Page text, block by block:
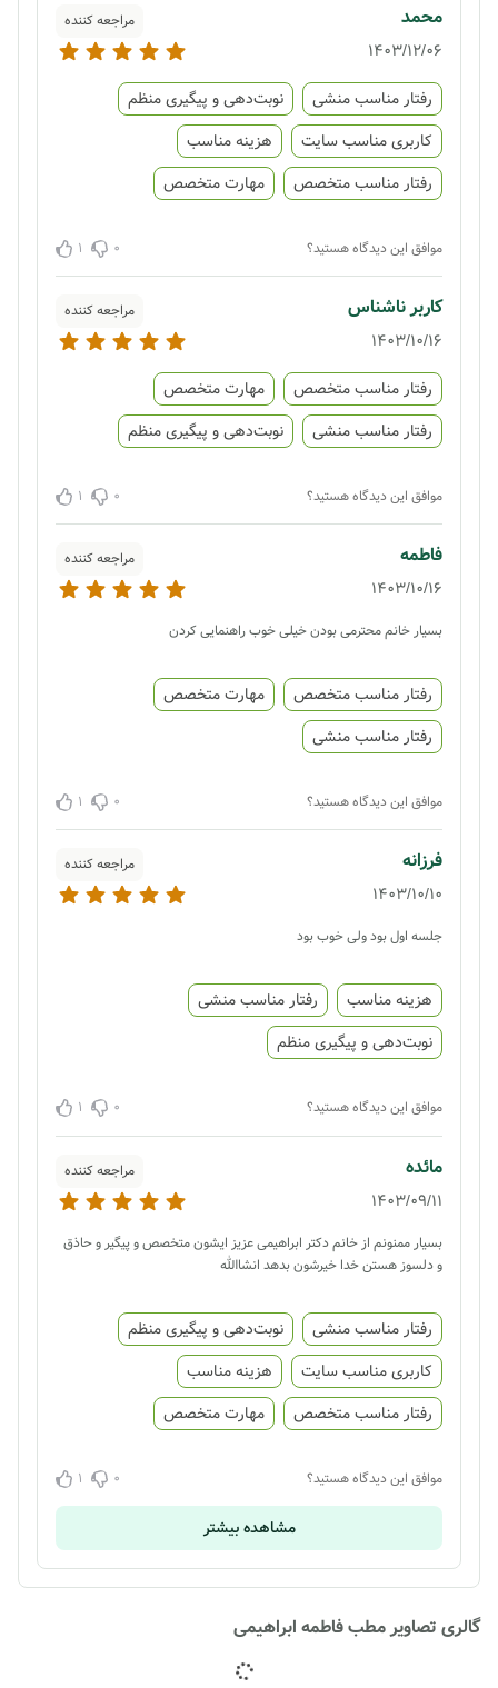
محمد مراجعه کننده
1403/12/06
رفتار مناسب منشی
نوبت‌دهی و پیگیری منظم
کاربری مناسب سایت
هزینه مناسب
رفتار مناسب متخصص
مهارت متخصص
موافق این دیدگاه هستید؟ 0
1
کاربر ناشناس مراجعه کننده
1403/10/16
رفتار مناسب متخصص
مهارت متخصص
رفتار مناسب منشی
نوبت‌دهی و پیگیری منظم
موافق این دیدگاه هستید؟ 0
1
فاطمه مراجعه کننده
1403/10/16
بسیار خانم محترمی بودن خیلی خوب راهنمایی کردن
رفتار مناسب متخصص
مهارت متخصص
رفتار مناسب منشی
موافق این دیدگاه هستید؟ 0
1
فرزانه مراجعه کننده
1403/10/10
جلسه اول بود ولی خوب بود
هزینه مناسب
رفتار مناسب منشی
نوبت‌دهی و پیگیری منظم
موافق این دیدگاه هستید؟ 0
1
مائده مراجعه کننده
1403/09/11
بسیار ممنونم از خانم دکتر ابراهیمی عزیز ایشون متخصص و پیگیر و حاذق
و دلسوز هستن خدا خیرشون بدهد انشاالله
رفتار مناسب منشی
نوبت‌دهی و پیگیری منظم
کاربری مناسب سایت
هزینه مناسب
رفتار مناسب متخصص
مهارت متخصص
موافق این دیدگاه هستید؟ 0
1
مشاهده بیشتر
گالری تصاویر مطب فاطمه ابراهیمی